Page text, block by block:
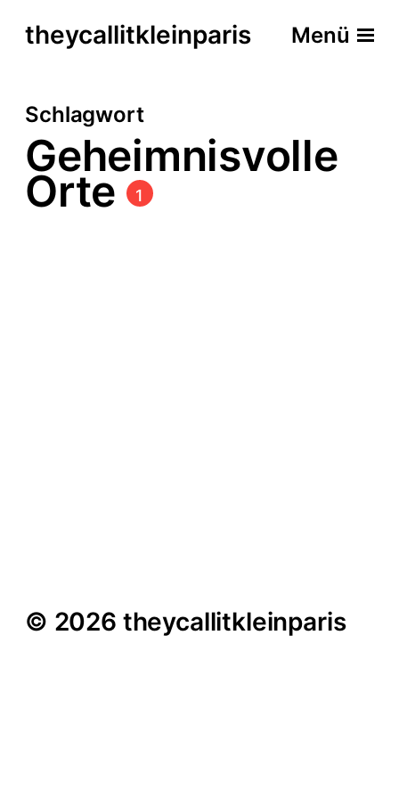
theycallitkleinparis Menü
Schlagwort
Geheimnisvolle
Orte 1
© 2026 theycallitkleinparis